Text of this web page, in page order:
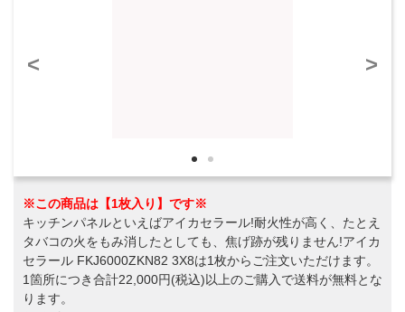
< >
※この商品は【1枚入り】です※
キッチンパネルといえばアイカセラール!耐火性が高く、たとえ
タバコの火をもみ消したとしても、焦げ跡が残りません!アイカ
セラール FKJ6000ZKN82 3X8は1枚からご注文いただけます。
1箇所につき合計22,000円(税込)以上のご購入で送料が無料とな
ります。